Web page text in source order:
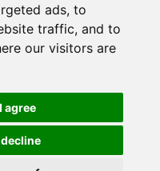
ads, to
traffic, and to
our visitors are
I agree